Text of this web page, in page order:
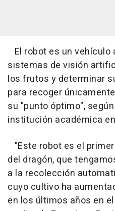
El robot es un
sistemas de visión
los frutos y determinar
para recoger
su "punto óptimo",
institución académica
"Este robot es el
del dragón, que
a la recolección
cuyo cultivo ha
en los últimos años en